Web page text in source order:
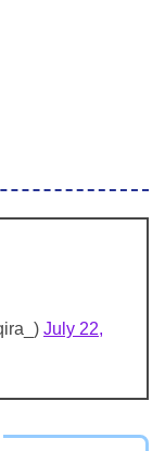
July 22,